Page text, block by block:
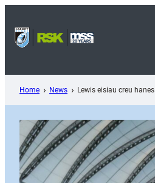
content
Home News Lewis eisiau creu hanes